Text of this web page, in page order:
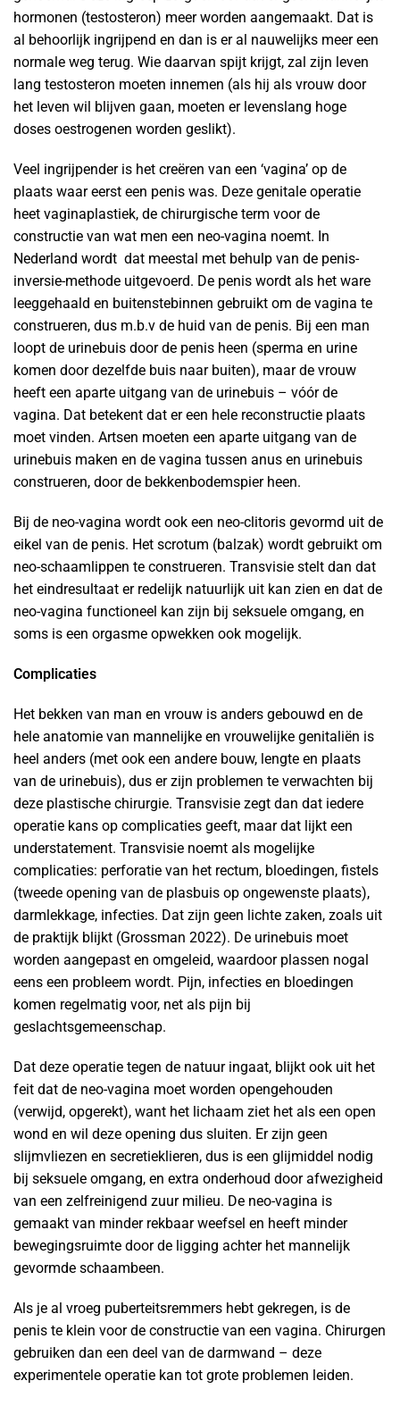
hormonen (testosteron) meer worden aangemaakt. Dat is
al behoorlijk ingrijpend en dan is er al nauwelijks meer een
normale weg terug. Wie daarvan spijt krijgt, zal zijn leven
lang testosteron moeten innemen (als hij als vrouw door
het leven wil blijven gaan, moeten er levenslang hoge
doses oestrogenen worden geslikt).
Veel ingrijpender is het creëren van een ‘vagina’ op de
plaats waar eerst een penis was. Deze genitale operatie
heet vaginaplastiek, de chirurgische term voor de
constructie van wat men een neo-vagina noemt. In
Nederland wordt dat meestal met behulp van de penis-
inversie-methode uitgevoerd. De penis wordt als het ware
leeggehaald en buitenstebinnen gebruikt om de vagina te
construeren, dus m.b.v de huid van de penis. Bij een man
loopt de urinebuis door de penis heen (sperma en urine
komen door dezelfde buis naar buiten), maar de vrouw
heeft een aparte uitgang van de urinebuis – vóór de
vagina. Dat betekent dat er een hele reconstructie plaats
moet vinden. Artsen moeten een aparte uitgang van de
urinebuis maken en de vagina tussen anus en urinebuis
construeren, door de bekkenbodemspier heen.
Bij de neo-vagina wordt ook een neo-clitoris gevormd uit de
eikel van de penis. Het scrotum (balzak) wordt gebruikt om
neo-schaamlippen te construeren. Transvisie stelt dan dat
het eindresultaat er redelijk natuurlijk uit kan zien en dat de
neo-vagina functioneel kan zijn bij seksuele omgang, en
soms is een orgasme opwekken ook mogelijk.
Complicaties
Het bekken van man en vrouw is anders gebouwd en de
hele anatomie van mannelijke en vrouwelijke genitaliën is
heel anders (met ook een andere bouw, lengte en plaats
van de urinebuis), dus er zijn problemen te verwachten bij
deze plastische chirurgie. Transvisie zegt dan dat iedere
operatie kans op complicaties geeft, maar dat lijkt een
understatement. Transvisie noemt als mogelijke
complicaties: perforatie van het rectum, bloedingen, fistels
(tweede opening van de plasbuis op ongewenste plaats),
darmlekkage, infecties. Dat zijn geen lichte zaken, zoals uit
de praktijk blijkt (Grossman 2022). De urinebuis moet
worden aangepast en omgeleid, waardoor plassen nogal
eens een probleem wordt. Pijn, infecties en bloedingen
komen regelmatig voor, net als pijn bij
geslachtsgemeenschap.
Dat deze operatie tegen de natuur ingaat, blijkt ook uit het
feit dat de neo-vagina moet worden opengehouden
(verwijd, opgerekt), want het lichaam ziet het als een open
wond en wil deze opening dus sluiten. Er zijn geen
slijmvliezen en secretieklieren, dus is een glijmiddel nodig
bij seksuele omgang, en extra onderhoud door afwezigheid
van een zelfreinigend zuur milieu. De neo-vagina is
gemaakt van minder rekbaar weefsel en heeft minder
bewegingsruimte door de ligging achter het mannelijk
gevormde schaambeen.
Als je al vroeg puberteitsremmers hebt gekregen, is de
penis te klein voor de constructie van een vagina. Chirurgen
gebruiken dan een deel van de darmwand – deze
experimentele operatie kan tot grote problemen leiden.